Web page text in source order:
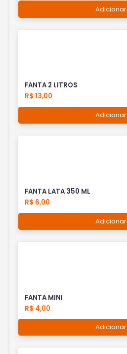
Adicionar
FANTA 2 LITROS
R$ 13,00
Adicionar
FANTA LATA 350 ML
R$ 6,00
Adicionar
FANTA MINI
R$ 4,00
Adicionar